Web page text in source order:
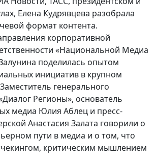
Елена Кудрявцева разобрала
формат контента.
корпоративной
«Национальной Медиа
поделилась опытом
инициатив в крупном
генерального
Регионы», основатель
медиа Юлия Аблец и пресс-
Анастасия Залата говорили о
пути в медиа и о том, что
критическим мышлением